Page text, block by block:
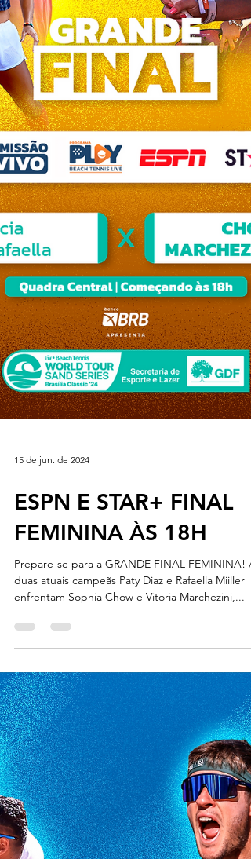
15 de jun. de 2024
FEMININA ÀS 18H
Prepare-se para a GRANDE FINAL FEMININA!
duas atuais campeãs Paty Diaz e Rafaella Miiller
enfrentam Sophia Chow e Vitoria Marchezini,...